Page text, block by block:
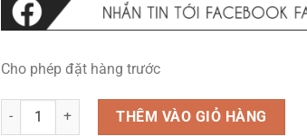
Cho phép đặt hàng trước
Bơm nước mát mới số lượngTHÊM VÀO GIỎ HÀNG